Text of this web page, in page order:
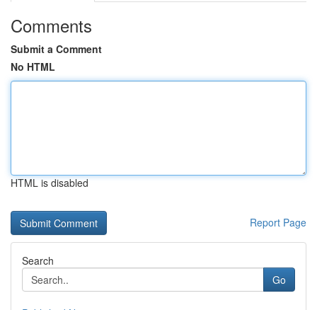
Comments
Submit a Comment
No HTML
HTML is disabled
Report Page
Search
Go